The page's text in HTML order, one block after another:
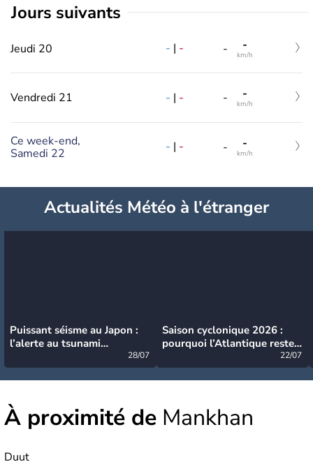
jours suivants
Jeudi 20 - | - - -
km/h
Vendredi 21 - | - - -
km/h
Ce week-end,
Samedi 22
- | - - -
km/h
Actualités Météo à l'étranger
Puissant séisme au Japon :
l’alerte au tsunami
28/07
Saison cyclonique 2026 :
pourquoi l’Atlantique reste
22/07
À proximité de Mankhan
Duut